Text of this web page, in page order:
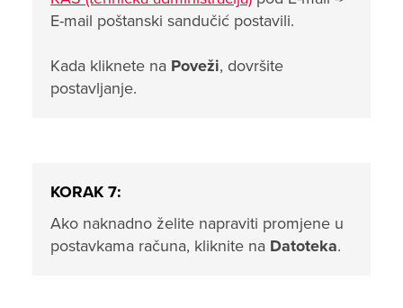
E-mail poštanski sandučić postavili.
Kada kliknete na Poveži, dovršite
postavljanje.
KORAK 7:
Ako naknadno želite napraviti promjene u
postavkama računa, kliknite na Datoteka.